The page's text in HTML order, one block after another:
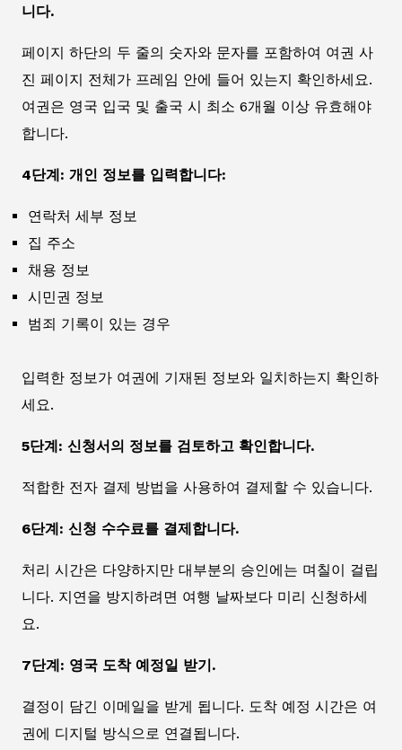
니다.
페이지 하단의 두 줄의 숫자와 문자를 포함하여 여권 사
진 페이지 전체가 프레임 안에 들어 있는지 확인하세요.
여권은 영국 입국 및 출국 시 최소 6개월 이상 유효해야
합니다.
4단계: 개인 정보를 입력합니다:
연락처 세부 정보
집 주소
채용 정보
시민권 정보
범죄 기록이 있는 경우
입력한 정보가 여권에 기재된 정보와 일치하는지 확인하
세요.
5단계: 신청서의 정보를 검토하고 확인합니다.
적합한 전자 결제 방법을 사용하여 결제할 수 있습니다.
6단계: 신청 수수료를 결제합니다.
처리 시간은 다양하지만 대부분의 승인에는 며칠이 걸립
니다. 지연을 방지하려면 여행 날짜보다 미리 신청하세
요.
7단계: 영국 도착 예정일 받기.
결정이 담긴 이메일을 받게 됩니다. 도착 예정 시간은 여
권에 디지털 방식으로 연결됩니다.